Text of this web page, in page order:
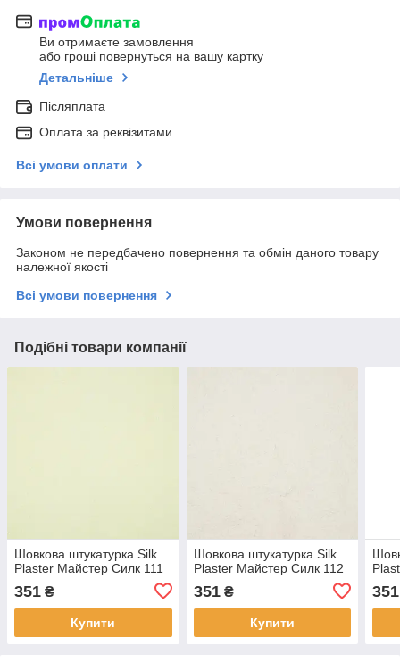
Ви отримаєте замовлення
або гроші повернуться на вашу картку
Детальніше
Післяплата
Оплата за реквізитами
Всі умови оплати
Умови повернення
Законом не передбачено повернення та обмін даного товару
належної якості
Всі умови повернення
Подібні товари компанії
Шовкова штукатурка Silk
Plaster Майстер Силк 111
351 ₴
Купити
Шовкова штукатурка Silk
Plaster Майстер Силк 112
351₴
Купити
351